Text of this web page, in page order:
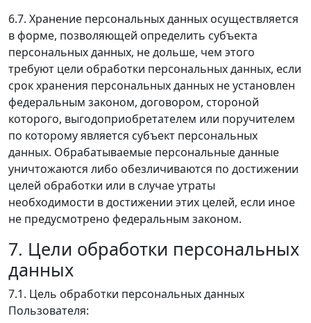
6.7. Хранение персональных данных осуществляется
в форме, позволяющей определить субъекта
персональных данных, не дольше, чем этого
требуют цели обработки персональных данных, если
срок хранения персональных данных не установлен
федеральным законом, договором, стороной
которого, выгодоприобретателем или поручителем
по которому является субъект персональных
данных. Обрабатываемые персональные данные
уничтожаются либо обезличиваются по достижении
целей обработки или в случае утраты
необходимости в достижении этих целей, если иное
не предусмотрено федеральным законом.
7. Цели обработки персональных
данных
7.1. Цель обработки персональных данных
Пользователя: